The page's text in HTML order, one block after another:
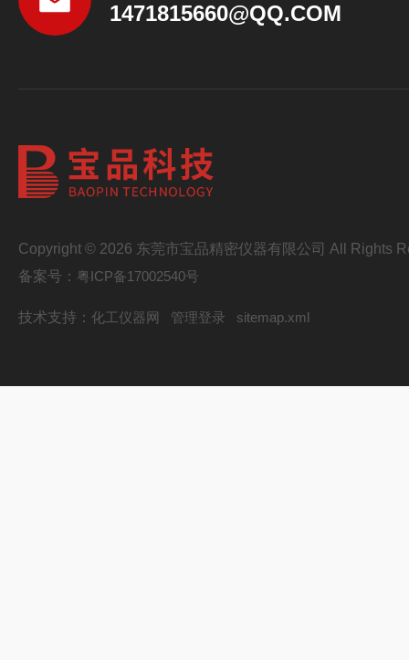
1471815660@QQ.COM
Copyright © 2026 东莞市宝品精密仪器有限公司 All Rights
备案号： 粤ICP备17002540号
技术支持： 化工仪器网 管理登录 sitemap.xml